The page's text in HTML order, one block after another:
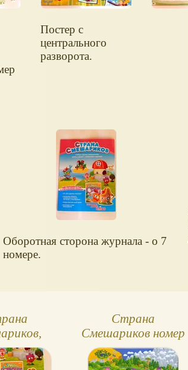
Постер с
центрального
разворота.
Оборотная сторона журнала - о 7
номере.
7 и 8 -
Нюши
Страна
Смешариков номер
5 - коврик (мат)